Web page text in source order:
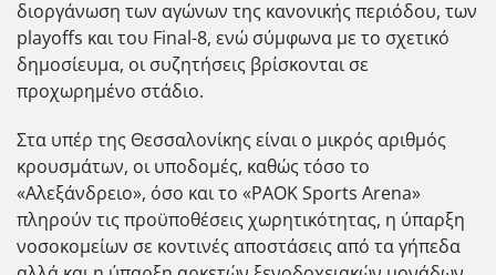
διοργάνωση των αγώνων της κανονικής περιόδου, των
playoffs και του Final-8, ενώ σύμφωνα με το σχετικό
δημοσίευμα, οι συζητήσεις βρίσκονται σε
προχωρημένο στάδιο.
Στα υπέρ της Θεσσαλονίκης είναι ο μικρός αριθμός
κρουσμάτων, οι υποδομές, καθώς τόσο το
«Αλεξάνδρειο», όσο και το «PAOK Sports Arena»
πληρούν τις προϋποθέσεις χωρητικότητας, η ύπαρξη
νοσοκομείων σε κοντινές αποστάσεις από τα γήπεδα